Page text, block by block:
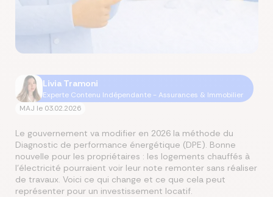
Livia Tramoni
Experte Contenu Indépendante - Assurances & Immobilier
MAJ le 03.02.2026
Le gouvernement va modifier en 2026 la méthode du
Diagnostic de performance énergétique (DPE). Bonne
nouvelle pour les propriétaires : les logements chauffés à
l’électricité pourraient voir leur note remonter sans réaliser
de travaux. Voici ce qui change et ce que cela peut
représenter pour un investissement locatif.